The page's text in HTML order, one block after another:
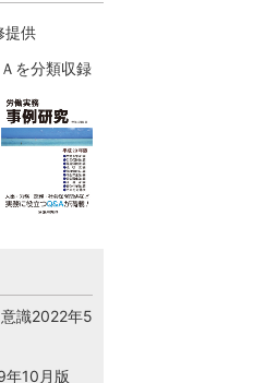
提供
を分類収録
識2022年5
年10月版